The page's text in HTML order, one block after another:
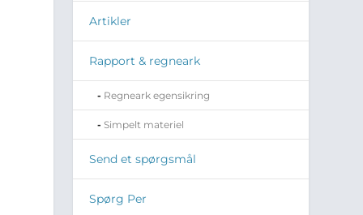
Artikler
Rapport & regneark
Regneark egensikring
Simpelt materiel
Send et spørgsmål
Spørg Per